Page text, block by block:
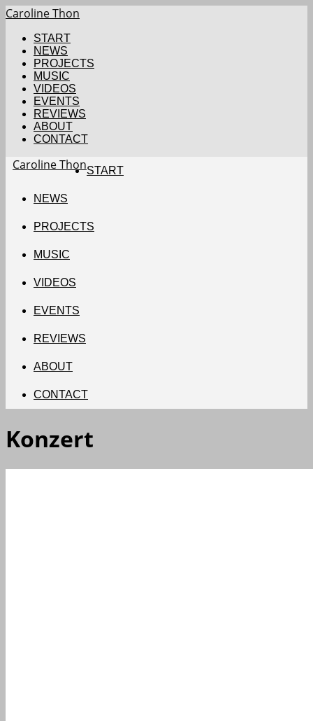
Caroline Thon
START
NEWS
PROJECTS
MUSIC
VIDEOS
EVENTS
REVIEWS
ABOUT
CONTACT
Caroline ThonSTART
NEWS
PROJECTS
MUSIC
VIDEOS
EVENTS
REVIEWS
ABOUT
CONTACT
Konzert